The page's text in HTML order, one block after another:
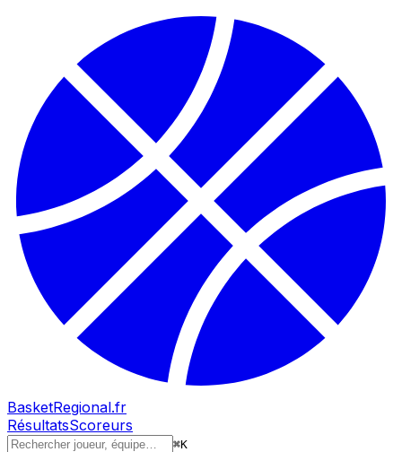
BasketRegional.fr
RésultatsScoreurs
⌘K